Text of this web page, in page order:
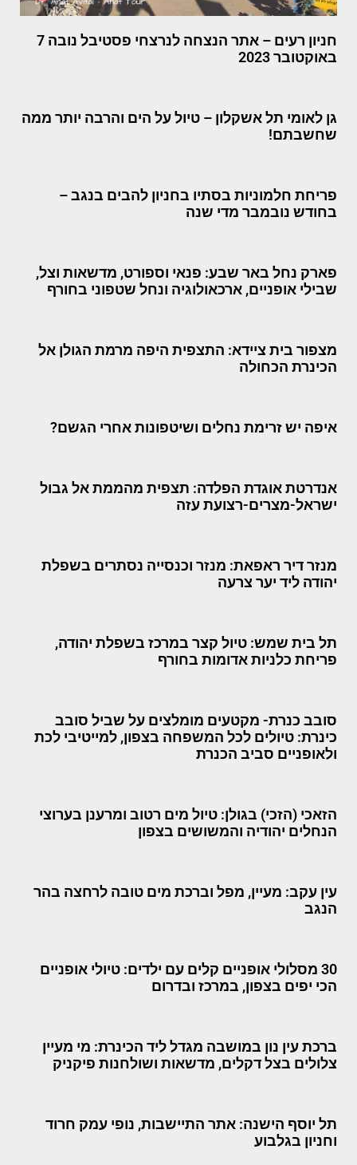
חניון רעים – אתר הנצחה לנרצחי פסטיבל נובה 7
באוקטובר 2023
גן לאומי תל אשקלון – טיול על הים והרבה יותר ממה
שחשבתם!
פריחת חלמוניות בסתיו בחניון להבים בנגב –
בחודש נובמבר מדי שנה
פארק נחל באר שבע: פנאי וספורט, מדשאות וצל,
שבילי אופניים, ארכאולוגיה ונחל שטפוני בחורף
מצפור בית ציידא: התצפית היפה מרמת הגולן אל
הכינרת הכחולה
איפה יש זרימת נחלים ושיטפונות אחרי הגשם?
אנדרטת אוגדת הפלדה: תצפית מהממת אל גבול
ישראל-מצרים-רצועת עזה
מנזר דיר ראפאת: מנזר וכנסייה נסתרים בשפלת
יהודה ליד יער צרעה
תל בית שמש: טיול קצר במרכז בשפלת יהודה,
פריחת כלניות אדומות בחורף
סובב כנרת- מקטעים מומלצים על שביל סובב
כינרת: טיולים לכל המשפחה בצפון, למייטיבי לכת
ולאופניים סביב הכנרת
הזאכי (הזכי) בגולן: טיול מים רטוב ומרענן בערוצי
הנחלים יהודיה והמשושים בצפון
עין עקב: מעיין, מפל וברכת מים טובה לרחצה בהר
הנגב
30 מסלולי אופניים קלים עם ילדים: טיולי אופניים
הכי יפים בצפון, במרכז ובדרום
ברכת עין נון במושבה מגדל ליד הכינרת: מי מעיין
צלולים בצל דקלים, מדשאות ושולחנות פיקניק
תל יוסף הישנה: אתר התיישבות, נופי עמק חרוד
וחניון בגלבוע